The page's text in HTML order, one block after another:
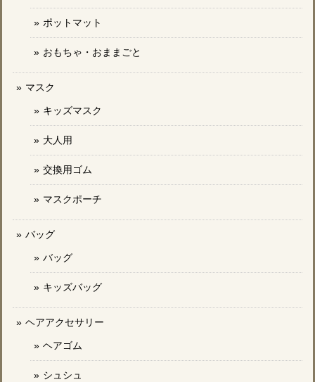
ポットマット
おもちゃ・おままごと
マスク
キッズマスク
大人用
交換用ゴム
マスクポーチ
バッグ
バッグ
キッズバッグ
ヘアアクセサリー
ヘアゴム
シュシュ